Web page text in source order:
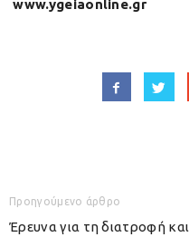
www.ygeiaonline.gr
Προηγούμενο άρθρο
Έρευνα για τη διατροφή και